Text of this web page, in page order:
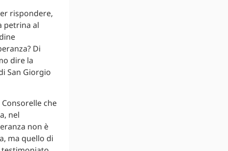
rispondere,
petrina al
Di
dire la
San Giorgio
che
nel
non è
ma quello di